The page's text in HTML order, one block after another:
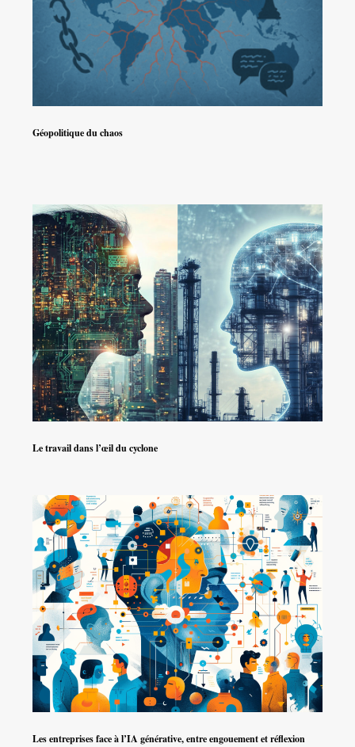
Géopolitique du chaos
Le travail dans l’œil du cyclone
Les entreprises face à l’IA générative, entre engouement et réflexion